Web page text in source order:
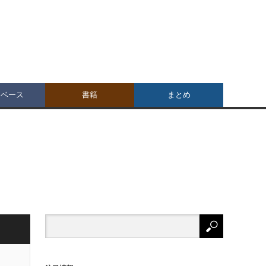
ース 書籍 まとめ